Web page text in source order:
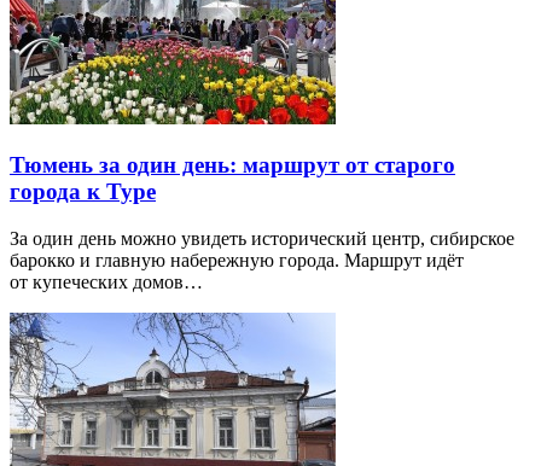
Тюмень за один день: маршрут от старого
города к Туре
За один день можно увидеть исторический центр, сибирское
барокко и главную набережную города. Маршрут идёт
от купеческих домов…